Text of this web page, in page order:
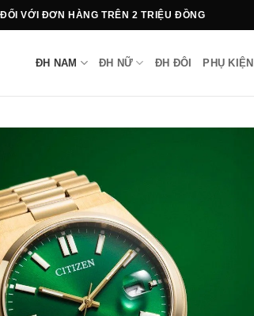
VỚI ĐƠN HÀNG TRÊN 2 TRIỆU ĐỒNG
ĐH NAM ĐH NỮ ĐH ĐÔI PHỤ KIỆN